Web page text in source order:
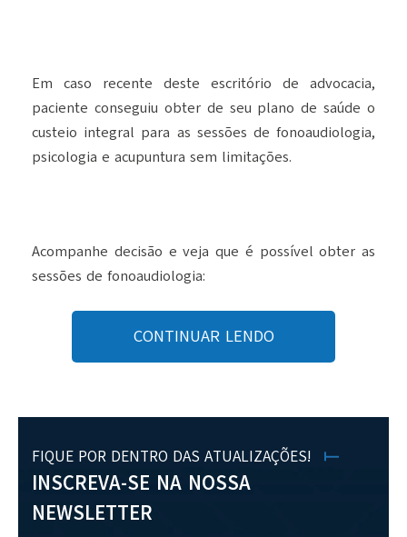
Em caso recente deste escritório de advocacia,
paciente conseguiu obter de seu plano de saúde o
custeio integral para as sessões de fonoaudiologia,
psicologia e acupuntura sem limitações.
Acompanhe decisão e veja que é possível obter as
sessões de fonoaudiologia:
CONTINUAR LENDO
FIQUE POR DENTRO DAS ATUALIZAÇÕES!
INSCREVA-SE NA NOSSA
NEWSLETTER